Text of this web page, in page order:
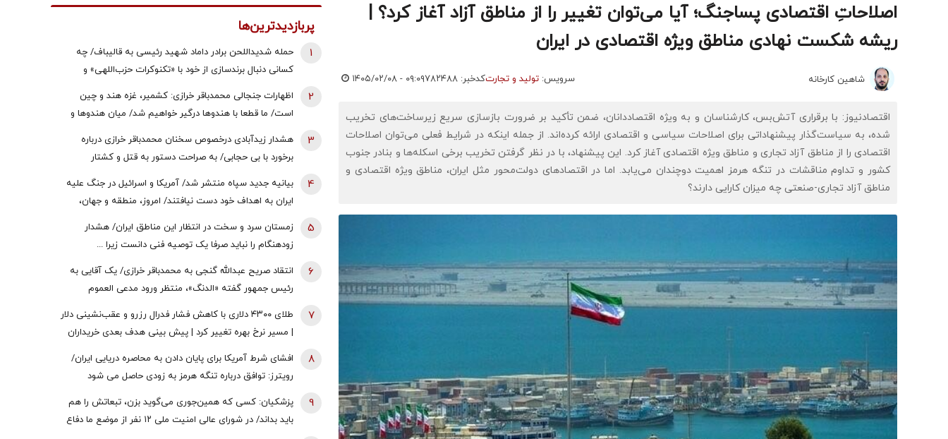
اصلاحاتِ اقتصادی پساجنگ؛ آیا می‌توان تغییر را از مناطق آزاد آغاز کرد؟ |
ریشه شکست نهادی مناطق ویژه اقتصادی در ایران
شاهین کارخانه سرویس: تولید و تجارتکدخبر: ۷۸۲۴۸۸ ۱۴۰۵/۰۲/۰۸ - ۰۹:۰۹
اقتصادنیوز: با برقراری آتش‌بس، کارشناسان و به ویژه اقتصاددانان، ضمن تأکید بر ضرورت بازسازی سریع زیرساخت‌های تخریب
شده، به سیاست‌گذار پیشنهاداتی برای اصلاحات سیاسی و اقتصادی ارائه کرده‌اند. از جمله اینکه در شرایط فعلی می‌توان اصلاحات
اقتصادی را از مناطق آزاد تجاری و مناطق ویژه اقتصادی آغاز کرد. این پیشنهاد، با در نظر گرفتن تخریب برخی اسکله‌ها و بنادر جنوب
کشور و تداوم مناقشات در تنگه هرمز اهمیت دوچندان می‌یابد. اما در اقتصادهای دولت‌محور مثل ایران، مناطق ویژه اقتصادی و
مناطق آزاد تجاری-صنعتی چه میزان کارایی دارند؟
پربازدیدترین‌ها
حمله شدیداللحن برادر داماد شهید رئیسی به قالیباف/ چه
کسانی دنبال برندسازی از خود با «تکنوکرات حزب‌اللهی» و
1
اظهارات جنجالی محمدباقر خرازی: کشمیر، غزه هند و چین
است/ ما قطعا با هندوها درگیر خواهیم شد/ میان هندوها و
2
هشدار زیدآبادی درخصوص سخنان محمدباقر خرازی درباره
برخورد با بی حجابی/ به صراحت دستور به قتل و کشتار
شهروندان و اشغال دوایر دولتی داده است/ چگونه چنین فرد
خطرناکی آزاد است؟
3
بیانیه جدید سپاه منتشر شد/ آمریکا و اسرائیل در جنگ علیه
ایران به اهداف خود دست نیافتند/ امروز، منطقه و جهان،
4
زمستان سرد و سخت در انتظار این مناطق ایران/ هشدار
زودهنگام را نباید صرفا یک توصیه فنی دانست زیرا ...
5
انتقاد صریح عبدالله گنجی به محمدباقر خرازی/ یک آقایی به
رئیس جمهور گفته «الدنگ»، منتظر ورود مدعی العموم
قوه قضائیه ورود نمی‌کند؟
6
طلای ۴۳۰۰ دلاری با کاهش فشار فدرال رزرو و عقب‌نشینی دلار
| مسیر نرخ بهره تغییر کرد | پیش بینی هدف بعدی خریداران
7
افشای شرط آمریکا برای پایان دادن به محاصره دریایی ایران/
رویترز: توافق درباره تنگه هرمز به زودی حاصل می شود
8
پزشکیان: کسی که همین‌جوری می‌گوید بزن، تبعاتش را هم
باید بداند/ در شورای عالی امنیت ملی ۱۲ نفر از موضع ما دفاع
9